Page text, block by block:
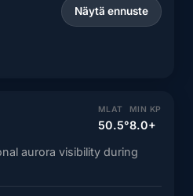
Näytä ennuste
MLAT
50.5°
MIN KP
8.0+
aurora visibility during